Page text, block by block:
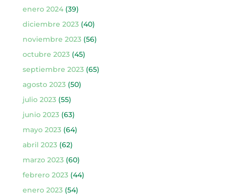
enero 2024(39)
diciembre 2023(40)
noviembre 2023(56)
octubre 2023(45)
septiembre 2023(65)
agosto 2023(50)
julio 2023(55)
junio 2023(63)
mayo 2023(64)
abril 2023(62)
marzo 2023(60)
febrero 2023(44)
enero 2023(54)